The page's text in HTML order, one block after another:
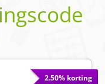
2.50% korting